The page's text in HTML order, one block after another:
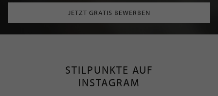
JETZT GRATIS BEWERBEN
STILPUNKTE AUF
INSTAGRAM